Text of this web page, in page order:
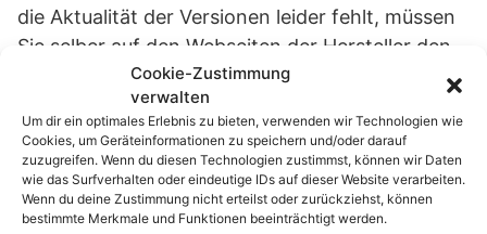
die Aktualität der Versionen leider fehlt, müssen
Sie selber auf den Webseiten der Hersteller den
Versions-Check durchführen.
Hier hilft aber der Navigationsbereich des
Sicherheits-Check des COM-Magazin weiter. In
der Übersicht werden weitere Informationen
über die Auswertung Ihres PC´s bereitgehalten.
Cookie-Zustimmung
verwalten
Um dir ein optimales Erlebnis zu bieten, verwenden wir Technologien wie
Cookies, um Geräteinformationen zu speichern und/oder darauf
zuzugreifen. Wenn du diesen Technologien zustimmst, können wir Daten
wie das Surfverhalten oder eindeutige IDs auf dieser Website verarbeiten.
Wenn du deine Zustimmung nicht erteilst oder zurückziehst, können
bestimmte Merkmale und Funktionen beeinträchtigt werden.